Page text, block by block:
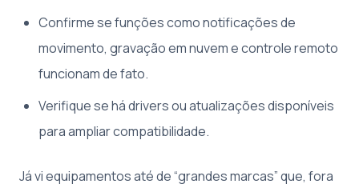
Confirme se funções como notificações de
movimento, gravação em nuvem e controle remoto
funcionam de fato.
Verifique se há drivers ou atualizações disponíveis
para ampliar compatibilidade.
Já vi equipamentos até de “grandes marcas” que, fora